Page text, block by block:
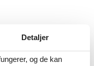
Detaljer
og de kan